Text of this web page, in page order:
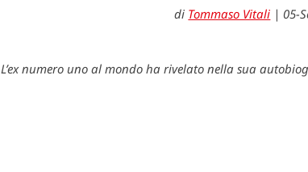
di Tommaso Vitali | 05-
L’ex numero uno al mondo ha rivelato nella sua